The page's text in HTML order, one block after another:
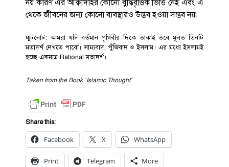
নয় কারণ এর আক্বীদাহর কোনো বুদ্ধিবৃত্তিক ভিত্তি নেই এবং এ
থেকে জীবনের জন্য কোনো ব্যবস্থারও উদ্ভব হওয়া সম্ভব নয়৷
ফুটনোট: আমরা যদি বর্তমান পৃথিবীর দিকে তাকাই তবে মূলত তিনটি
মতাদর্শ দেখতে পাবো। সাম্যবাদ, পুঁজিবাদ ও ইসলাম। এর মধ্যে ইসলামই
হচ্ছে একমাত্র Rational মতাদর্শ।
Taken from the Book “Islamic Thought”
Share this:
Facebook X WhatsApp
Print Telegram More